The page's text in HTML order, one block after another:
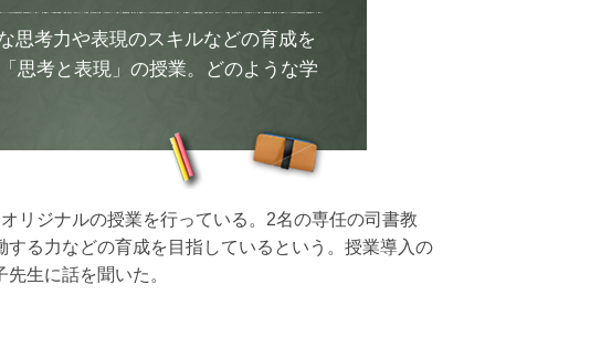
思考力や表現のスキルなどの育成を
思考と表現」の授業。どのような学
リジナルの授業を行っている。2名の専任の司書教
る力などの育成を目指しているという。授業導入の
生に話を聞いた。